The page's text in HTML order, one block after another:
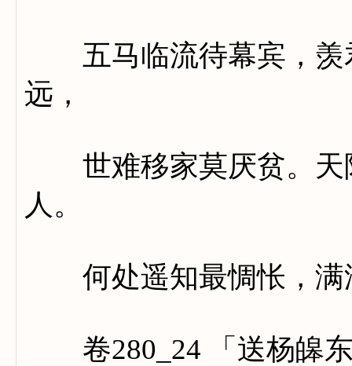
五马临流待幕宾，羡
远，
世难移家莫厌贫。天
人。
何处遥知最惆怅，满
卷280_24 「送杨皞